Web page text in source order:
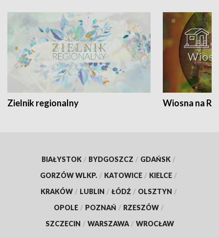
Zielnik regionalny Wiosna na
BIAŁYSTOK / BYDGOSZCZ / GDAŃSK /
GORZÓW WLKP. / KATOWICE / KIELCE /
KRAKÓW / LUBLIN / ŁÓDŹ / OLSZTYN /
OPOLE / POZNAŃ / RZESZÓW /
SZCZECIN / WARSZAWA / WROCŁAW